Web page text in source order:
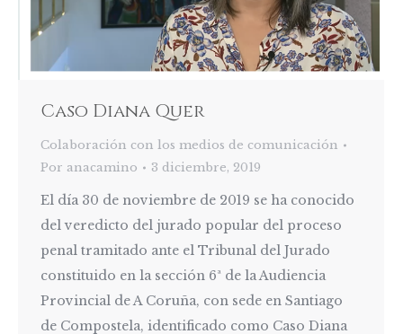
Caso Diana Quer
Colaboración con los medios de comunicación
Por anacamino 3 diciembre, 2019
El día 30 de noviembre de 2019 se ha conocido
del veredicto del jurado popular del proceso
penal tramitado ante el Tribunal del Jurado
constituido en la sección 6ª de la Audiencia
Provincial de A Coruña, con sede en Santiago
de Compostela, identificado como Caso Diana